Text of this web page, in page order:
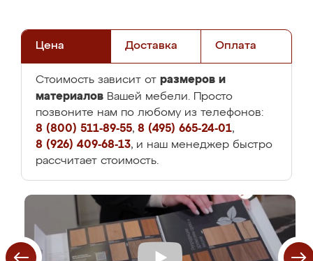
Цена Доставка Оплата
Стоимость зависит от размеров и
материалов Вашей мебели. Просто
позвоните нам по любому из телефонов:
8 (800) 511-89-55, 8 (495) 665-24-01,
8 (926) 409-68-13, и наш менеджер быстро
рассчитает стоимость.